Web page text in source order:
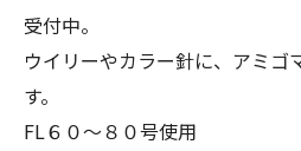
受付中。
ウイリーやカラー針に、アミゴ
す。
FL６０～８０号使用